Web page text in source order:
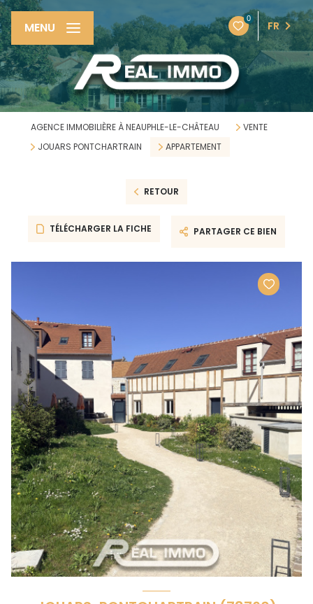
0
FR
MENU
AGENCE IMMOBILIÈRE À NEAUPHLE-LE-CHÂTEAU
VENTE
JOUARS PONTCHARTRAIN
APPARTEMENT
RETOUR
TÉLÉCHARGER LA FICHE PARTAGER CE BIEN